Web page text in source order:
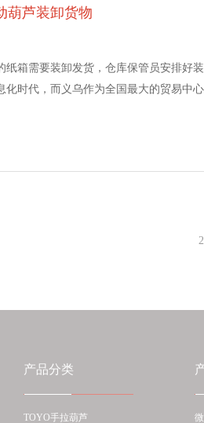
葫芦装卸货物
纸箱需要装卸发货，仓库保管员安排好
化时代，而义乌作为全国最大的贸易中
2
产品分类
TOYO手拉葫芦